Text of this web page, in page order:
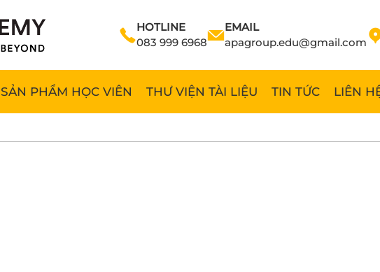
HOTLINE
083 999 6968
EMAIL
apagroup.edu@gmail.com
SẢN PHẨM HỌC VIÊN THƯ VIỆN TÀI LIỆU TIN TỨC LIÊN